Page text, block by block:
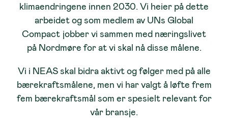
klimaendringene innen 2030. Vi heier på dette
arbeidet og som medlem av UNs Global
Compact jobber vi sammen med næringslivet
på Nordmøre for at vi skal nå disse målene.
Vi i NEAS skal bidra aktivt og følger med på alle
bærekraftsmålene, men vi har valgt å løfte frem
fem bærekraftsmål som er spesielt relevant for
vår bransje.